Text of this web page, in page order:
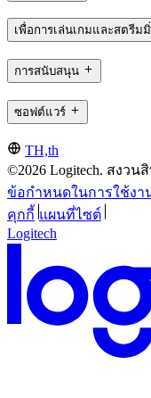
เพื่อการเล่นเกมและสตรีม
การสนับสนุน
ซอฟต์แวร์
TH,th
©2026 Logitech. สงวน
ข้อกำหนดในการใช้งา
คุกกี้ แผนที่ไซต์
Logitech